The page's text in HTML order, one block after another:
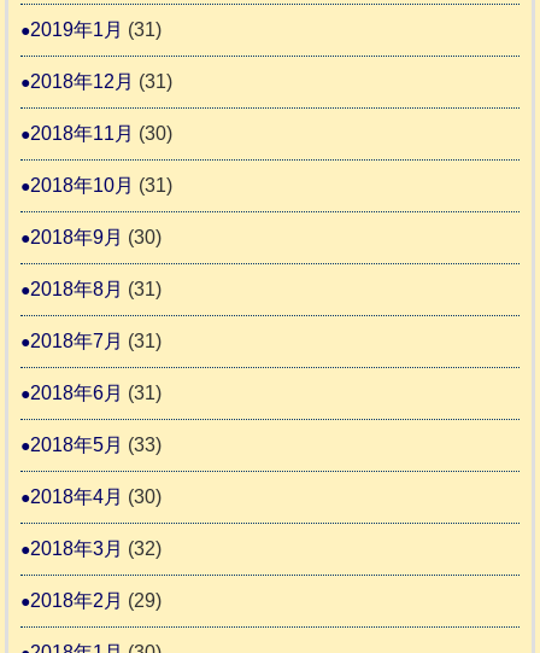
2019年1月 (31)
2018年12月 (31)
2018年11月 (30)
2018年10月 (31)
2018年9月 (30)
2018年8月 (31)
2018年7月 (31)
2018年6月 (31)
2018年5月 (33)
2018年4月 (30)
2018年3月 (32)
2018年2月 (29)